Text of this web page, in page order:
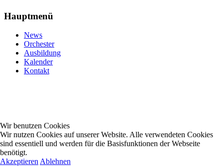
Hauptmenü
News
Orchester
Ausbildung
Kalender
Kontakt
Wir benutzen Cookies
Wir nutzen Cookies auf unserer Website. Alle verwendeten Cookies
sind essentiell und werden für die Basisfunktionen der Webseite
benötigt.
Akzeptieren Ablehnen